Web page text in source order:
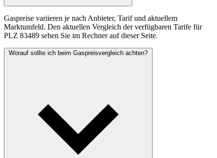
Gaspreise variieren je nach Anbieter, Tarif und aktuellem
Marktumfeld. Den aktuellen Vergleich der verfügbaren Tarife für
PLZ 83489 sehen Sie im Rechner auf dieser Seite.
Worauf sollte ich beim Gaspreisvergleich achten?